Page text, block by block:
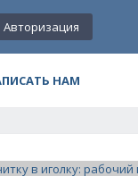
Авторизация
НАМ